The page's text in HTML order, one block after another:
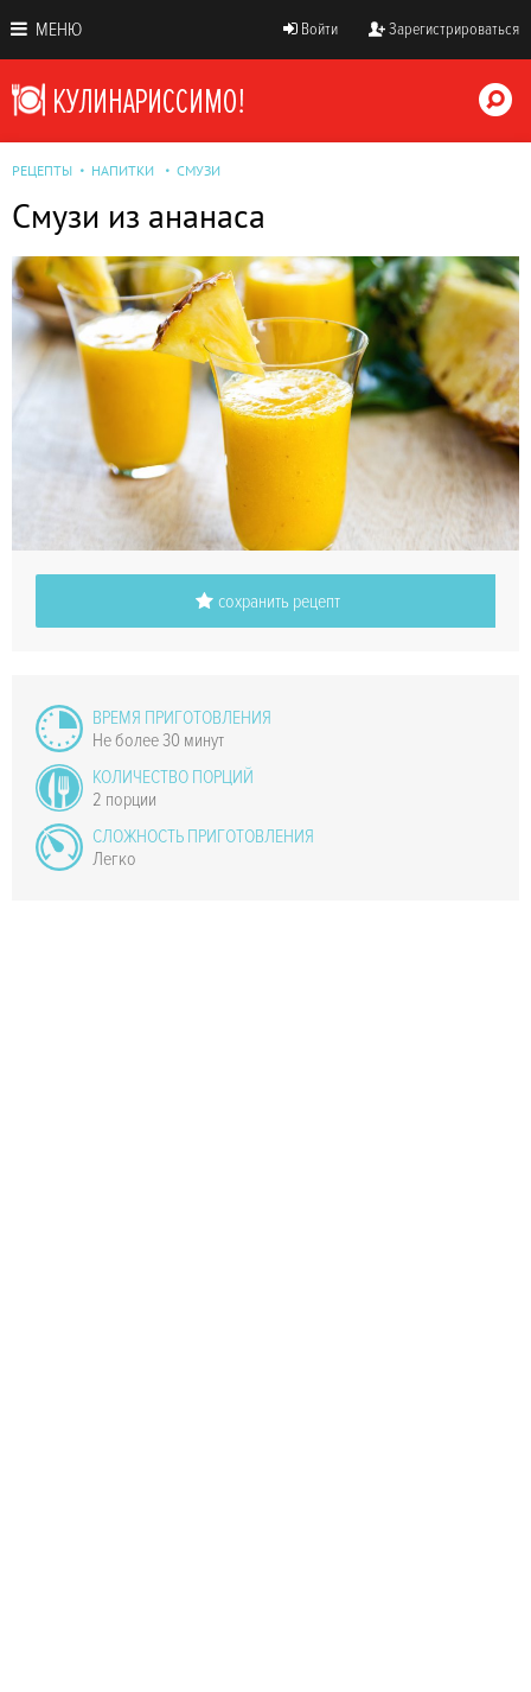
МЕНЮ Войти Зарегистрироваться
РЕЦЕПТЫ НАПИТКИ СМУЗИ
Смузи из ананаса
сохранить рецепт
ВРЕМЯ ПРИГОТОВЛЕНИЯ
Не более 30 минут
КОЛИЧЕСТВО ПОРЦИЙ
2 порции
СЛОЖНОСТЬ ПРИГОТОВЛЕНИЯ
Легко